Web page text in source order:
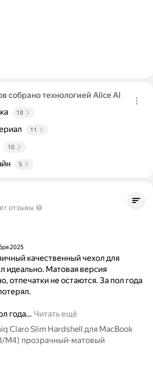
собрано технологией Alice AI
18
11
10
5
отзывы
2025
качественный чехол для
идеально. Матовая версия
отпечатки не остаются. За пол года
года… Читать ещё
Claro Slim Hardshell для MacBook
M4) прозрачный-матовый